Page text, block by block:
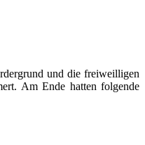
und die freiweilligen
Am Ende hatten folgende